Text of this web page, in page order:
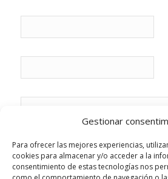
Gestionar
Para ofrecer las mejores experiencias,
cookies para almacenar y/o acceder a la
consentimiento de estas tecnologías nos